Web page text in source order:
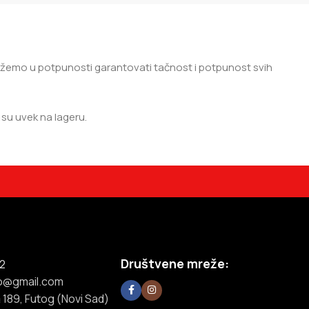
u potpunosti garantovati tačnost i potpunost svih
uvek na lageru.
Futog (Novi Sad)
Društvene mreže: